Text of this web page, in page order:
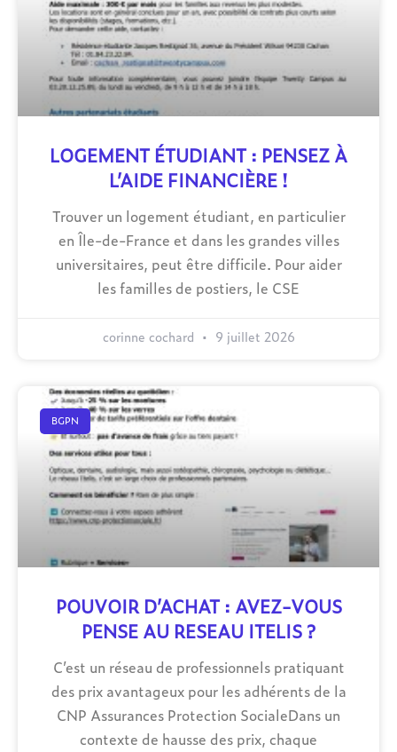
LOGEMENT ÉTUDIANT : PENSEZ À
L’AIDE FINANCIÈRE !
Trouver un logement étudiant, en particulier
en Île-de-France et dans les grandes villes
universitaires, peut être difficile. Pour aider
les familles de postiers, le CSE
corinne cochard 9 juillet 2026
BGPN
POUVOIR D’ACHAT : AVEZ-VOUS
PENSE AU RESEAU ITELIS ?
C’est un réseau de professionnels pratiquant
des prix avantageux pour les adhérents de la
CNP Assurances Protection SocialeDans un
contexte de hausse des prix, chaque